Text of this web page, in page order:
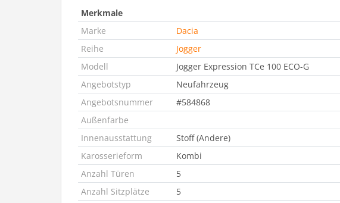
Merkmale
Marke
Dacia
Reihe
Jogger
Modell
Jogger Expression TCe 100 ECO-G
Angebotstyp
Neufahrzeug
Angebotsnummer
#584868
Außenfarbe
Innenausstattung
Stoff (Andere)
Karosserieform
Kombi
Anzahl Türen
5
Anzahl Sitzplätze
5